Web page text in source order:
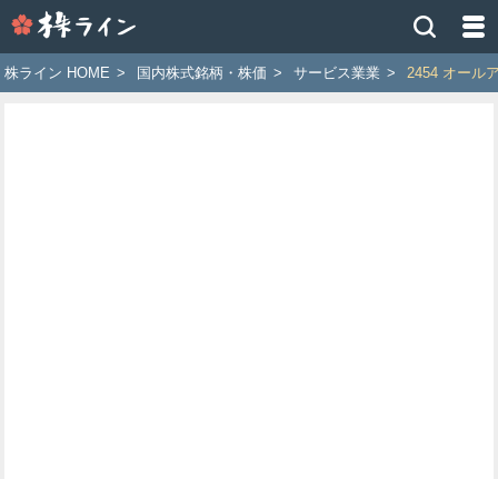
イ
ン
株ライン HOME > 国内株式銘柄・株価 > サービス業業 > 2454 オール